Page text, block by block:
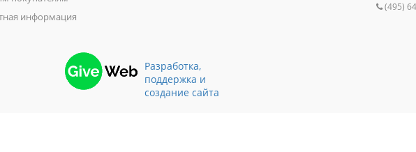
информация
(495)
Разработка,
поддержка и
создание сайта